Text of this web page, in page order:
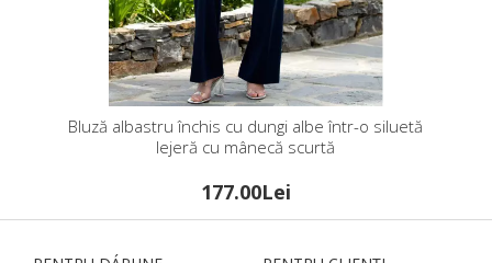
Bluză albastru închis cu dungi albe într-o siluetă
lejeră cu mânecă scurtă
177.00Lei